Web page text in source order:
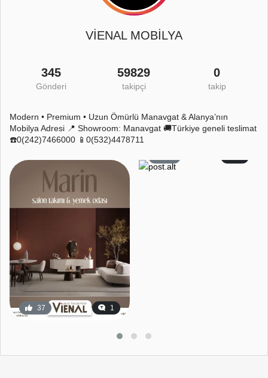
VİENAL MOBİLYA
345
Gönderi
59829
takipçi
0
takip
Modern • Premium • Uzun Ömürlü Manavgat & Alanya’nın
Mobilya Adresi 📍 Showroom: Manavgat 🚚Türkiye geneli teslimat
☎️0(242)7466000 📱0(532)4478711
37 1